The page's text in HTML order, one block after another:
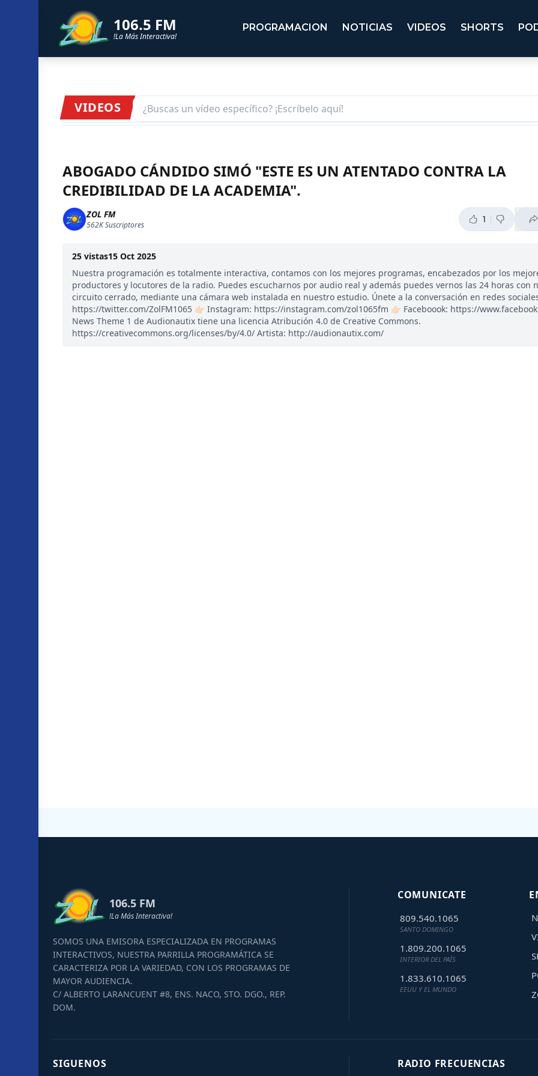
106.5 FM
!La Más Interactiva!
PROGRAMACION NOTICIAS VIDEOS SHORTS
VIDEOS
ABOGADO CÁNDIDO SIMÓ "ESTE ES UN ATENTADO CONTRA LA
CREDIBILIDAD DE LA ACADEMIA".
ZOL FM
562KSuscriptores
1
25 vistas15 Oct 2025
Nuestra programación es totalmente interactiva, contamos con los mejores programas, encabezados por los
productores y locutores de la radio. Puedes escucharnos por audio real y además puedes vernos las 24 horas con
circuito cerrado, mediante una cámara web instalada en nuestro estudio. Únete a la conversación en redes sociales:
https://twitter.com/ZolFM1065 👉🏻 Instagram: https://instagram.com/zol1065fm 👉🏻 Faceboook: https://
News Theme 1 de Audionautix tiene una licencia Atribución 4.0 de Creative Commons.
https://creativecommons.org/licenses/by/4.0/ Artista: http://audionautix.com/
106.5 FM
!La Más Interactiva!
SOMOS UNA EMISORA ESPECIALIZADA EN PROGRAMAS
INTERACTIVOS, NUESTRA PARRILLA PROGRAMÁTICA SE
CARACTERIZA POR LA VARIEDAD, CON LOS PROGRAMAS DE
MAYOR AUDIENCIA.
C/ ALBERTO LARANCUENT #8, ENS. NACO, STO. DGO., REP.
DOM.
COMUNICATE
809.540.1065
SANTO DOMINGO
1.809.200.1065
INTERIOR DEL PAÍS
1.833.610.1065
EEUU Y EL MUNDO
SIGUENOS RADIO FRECUENCIAS